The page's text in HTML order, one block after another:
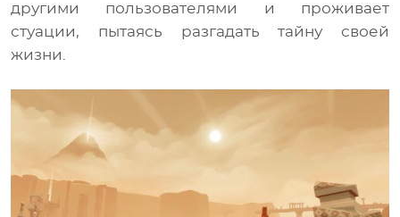
другими пользователями и проживает
стуации, пытаясь разгадать тайну своей
жизни.